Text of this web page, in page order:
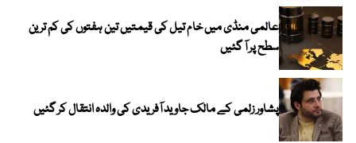
عالمی منڈی میں خام تیل کی قیمتیں تین ہفتوں کی کم ترین
سطح پر آ گئیں
پشاور زلمی کے مالک جاوید آفریدی کی والدہ انتقال کر گئیں